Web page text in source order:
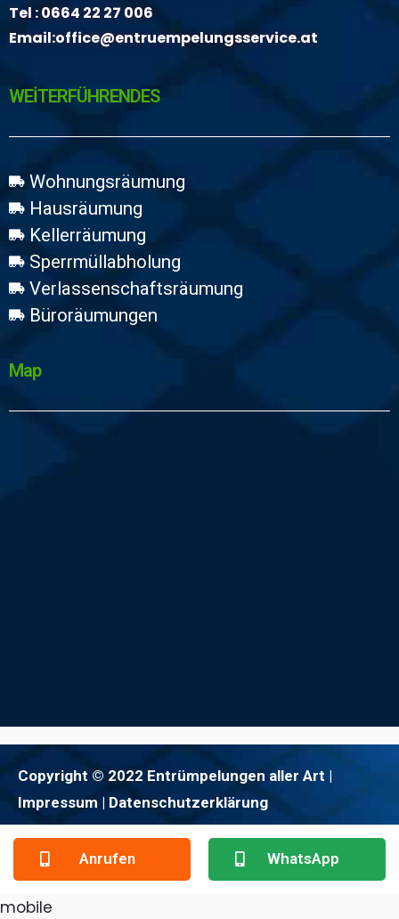
Tel :0664 22 27 006
Email:office@entruempelungsservice.at
WEİTERFÜHRENDES
Wohnungsräumung
Hausräumung
Kellerräumung
Sperrmüllabholung
Verlassenschaftsräumung
Büroräumungen
Map
Copyright © 2022 Entrümpelungen aller Art |
Impressum | Datenschutzerklärung
Anrufen WhatsApp